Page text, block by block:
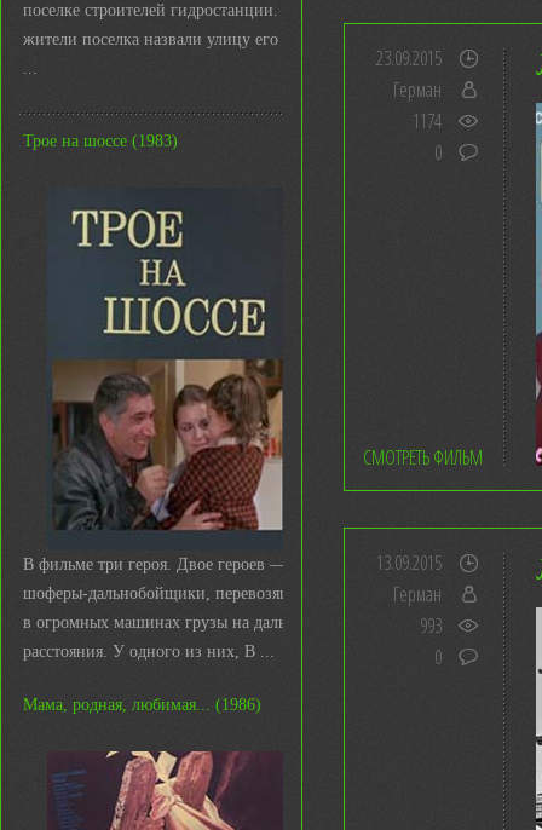
поселке строителей гидростанции. И
жители поселка назвали улицу его име
...
Трое на шоссе (1983)
В фильме три героя. Двое героев —
шоферы-дальнобойщики, перевозящие
в огромных машинах грузы на дальние
расстояния. У одного из них, В ...
Мама, родная, любимая... (1986)
23.09.2015
Герман
1174
0
СМОТРЕТЬ ФИЛЬМ
13.09.2015
Герман
993
0